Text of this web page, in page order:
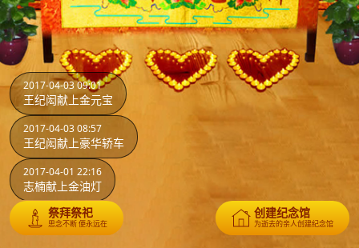
祭拜祭祀
思念不断 便永远在
创建纪念馆
为逝去的亲人创建纪念馆
2017-04-03 09:01
王纪闳献上金元宝
2017-04-03 08:57
王纪闳献上豪华轿车
2017-04-01 22:16
志楠献上金油灯